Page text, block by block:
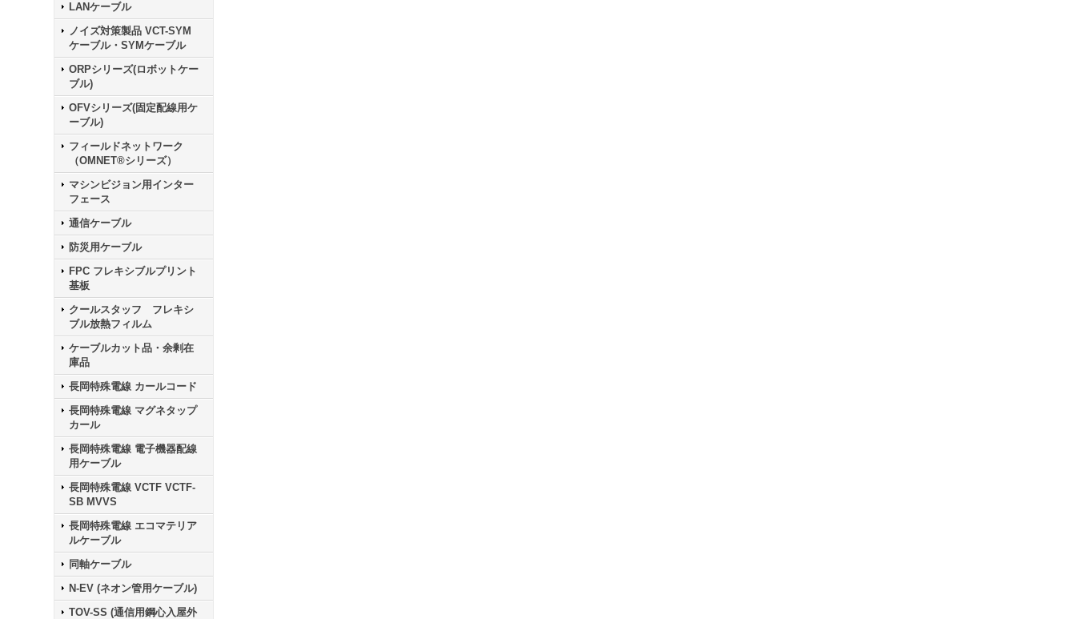
LANケーブル
ノイズ対策製品 VCT-SYM
ケーブル・SYMケーブル
ORPシリーズ(ロボットケー
ブル)
OFVシリーズ(固定配線用ケ
ーブル)
フィールドネットワーク
（OMNET®シリーズ）
マシンビジョン用インター
フェース
通信ケーブル
防災用ケーブル
FPC フレキシブルプリント
基板
クールスタッフ フレキシ
ブル放熱フィルム
ケーブルカット品・余剰在
庫品
長岡特殊電線 カールコード
長岡特殊電線 マグネタップ
カール
長岡特殊電線 電子機器配線
用ケーブル
長岡特殊電線 VCTF VCTF-
SB MVVS
長岡特殊電線 エコマテリア
ルケーブル
同軸ケーブル
N-EV (ネオン管用ケーブル)
TOV-SS (通信用鋼心入屋外